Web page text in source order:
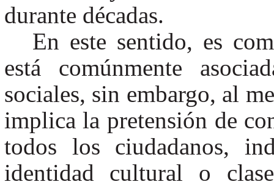
durante décadas.
En este sentido, es
está comúnmente
sociales, sin embargo, al
implica la pretensión de
todos los ciudadanos,
identidad cultural o